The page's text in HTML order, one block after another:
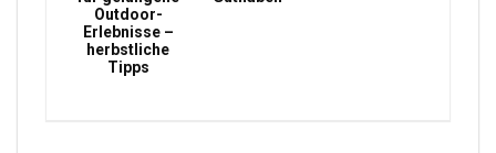
Outdoor-
Erlebnisse –
herbstliche
Tipps